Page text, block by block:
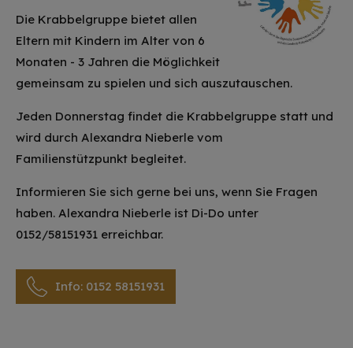
Die Krabbelgruppe bietet allen
Eltern mit Kindern im Alter von 6
Monaten - 3 Jahren die Möglichkeit
gemeinsam zu spielen und sich auszutauschen.
Jeden Donnerstag findet die Krabbelgruppe statt und
wird durch Alexandra Nieberle vom
Familienstützpunkt begleitet.
Informieren Sie sich gerne bei uns, wenn Sie Fragen
haben. Alexandra Nieberle ist Di-Do unter
0152/58151931 erreichbar.
Info: 0152 58151931